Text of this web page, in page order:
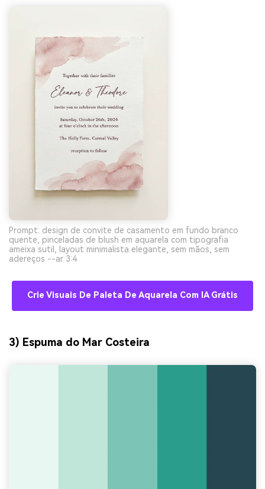
Prompt: design de convite de casamento em fundo branco
quente, pinceladas de blush em aquarela com tipografia
ameixa sutil, layout minimalista elegante, sem mãos, sem
adereços --ar 3:4
Crie Visuais De Paleta De Aquarela Com IA Grátis
3) Espuma do Mar Costeira